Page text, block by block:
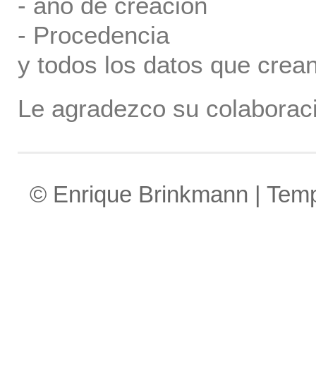
- Procedencia
y todos los datos que
Le agradezco su
© Enrique Brinkmann |